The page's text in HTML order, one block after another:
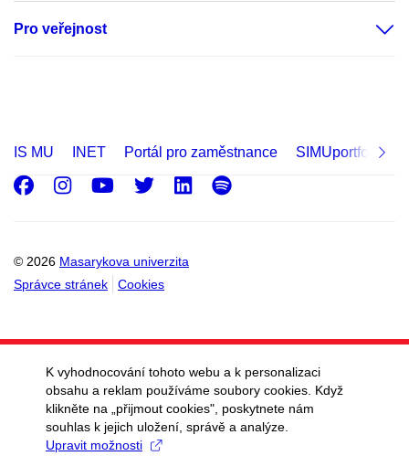
Pro veřejnost
IS MU INET Portál pro zaměstnance SIMUportfolio
© 2026 Masarykova univerzita
Správce stránek
Cookies
Facebook
Instagram
Youtube
Twitter
LinkedIn
Spotify
K vyhodnocování tohoto webu a k personalizaci
obsahu a reklam používáme soubory cookies. Když
klikněte na „přijmout cookies", poskytnete nám
souhlas k jejich uložení, správě a analýze.
Upravit možnosti